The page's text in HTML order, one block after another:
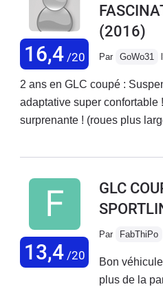
d'équipements
16,4/20
(2016)
Par GoWo31
2 ans en GLC coupé :
adaptative super confortable
surprenante ! (roues plus
(régulateur adaptatif
de 11L/100 !Conso réelle
Je suis descendu à 6.5 une
une voiture à ce prix c'est
indispensable.Le coffre est
de rentrer de gros objet...
fond parfois utile.2 adultes
13,4/20
GLC
Par FabThiPo
Bon
plus de la